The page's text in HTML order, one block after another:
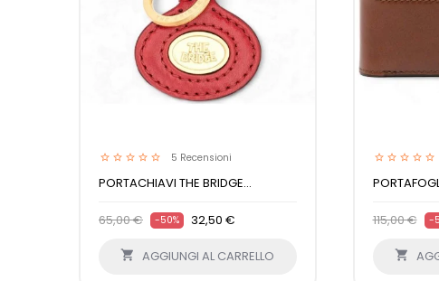
5 Recensioni
PORTACHIAVI THE BRIDGE...
65,00 € -50% 32,50 €
 AGGIUNGI AL CARRELLO
115,00 € -
